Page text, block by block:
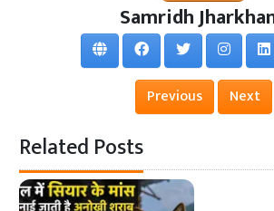
Samridh
Previous Next
Related Posts